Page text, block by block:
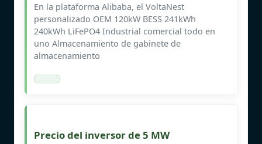
En la plataforma Alibaba, el VoltaNest
personalizado OEM 120kW BESS 241kWh
240kWh LiFePO4 Industrial comercial todo en
uno Almacenamiento de gabinete de
almacenamiento
Precio del inversor de 5 MW